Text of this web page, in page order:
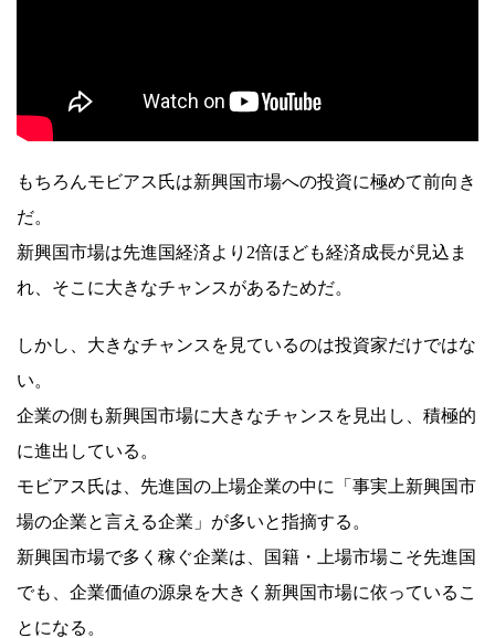
もちろんモビアス氏は新興国市場への投資に極めて前向き
だ。
新興国市場は先進国経済より2倍ほども経済成長が見込ま
れ、そこに大きなチャンスがあるためだ。
しかし、大きなチャンスを見ているのは投資家だけではな
い。
企業の側も新興国市場に大きなチャンスを見出し、積極的
に進出している。
モビアス氏は、先進国の上場企業の中に「事実上新興国市
場の企業と言える企業」が多いと指摘する。
新興国市場で多く稼ぐ企業は、国籍・上場市場こそ先進国
でも、企業価値の源泉を大きく新興国市場に依っているこ
とになる。